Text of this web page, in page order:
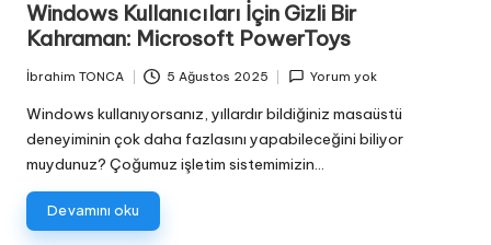
Windows Kullanıcıları İçin Gizli Bir
Kahraman: Microsoft PowerToys
by
İbrahim TONCA 5 Ağustos 2025 Yorum yok
Windows kullanıyorsanız, yıllardır bildiğiniz masaüstü
deneyiminin çok daha fazlasını yapabileceğini biliyor
muydunuz? Çoğumuz işletim sistemimizin…
Devamını oku